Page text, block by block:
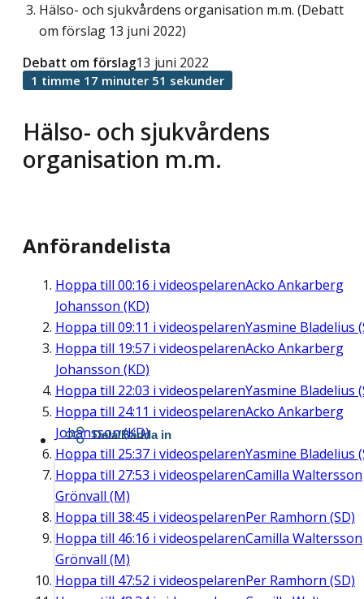
Hälso- och sjukvårdens organisation m.m. (Debatt
om förslag 13 juni 2022)
Hälso- och sjukvårdens
organisation m.m.
Debatt om förslag13 juni 2022
1 timme 17 minuter 51 sekunder
Anförandelista
Hoppa till 00:16 i videospelarenAcko Ankarberg
Johansson (KD)
Hoppa till 09:11 i videospelarenYasmine Bladelius
Hoppa till 19:57 i videospelarenAcko Ankarberg
Johansson (KD)
Hoppa till 22:03 i videospelarenYasmine Bladelius
Hoppa till 24:11 i videospelarenAcko Ankarberg
Johansson (KD)
Hoppa till 25:37 i videospelarenYasmine Bladelius
Hoppa till 27:53 i videospelarenCamilla Waltersson
Grönvall (M)
Hoppa till 38:45 i videospelarenPer Ramhorn (SD)
Hoppa till 46:16 i videospelarenCamilla Waltersson
Grönvall (M)
Hoppa till 47:52 i videospelarenPer Ramhorn (SD)
Dela/Bädda in